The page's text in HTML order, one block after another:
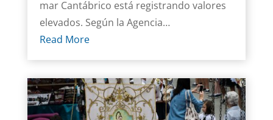
mar Cantábrico está registrando valores
elevados. Según la Agencia…
Read More